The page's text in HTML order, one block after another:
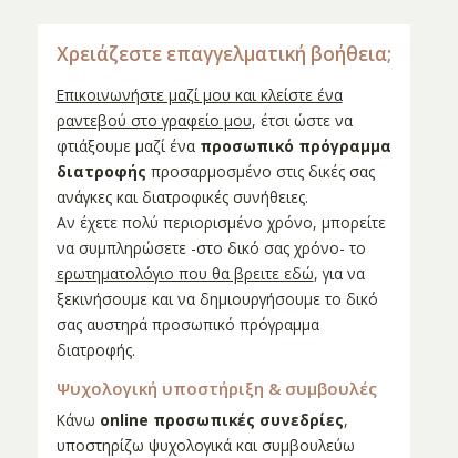
Χρειάζεστε επαγγελματική βοήθεια;
Επικοινωνήστε μαζί μου και κλείστε ένα
ραντεβού στο γραφείο μου, έτσι ώστε να
φτιάξουμε μαζί ένα προσωπικό πρόγραμμα
διατροφής προσαρμοσμένο στις δικές σας
ανάγκες και διατροφικές συνήθειες.
Αν έχετε πολύ περιορισμένο χρόνο, μπορείτε
να συμπληρώσετε -στο δικό σας χρόνο- το
ερωτηματολόγιο που θα βρειτε εδώ, για να
ξεκινήσουμε και να δημιουργήσουμε το δικό
σας αυστηρά προσωπικό πρόγραμμα
διατροφής.
Ψυχολογική υποστήριξη & συμβουλές
Κάνω online προσωπικές συνεδρίες,
υποστηρίζω ψυχολογικά και συμβουλεύω